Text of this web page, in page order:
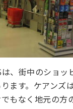
は、街中のショ
ます。ケアンズ
もなく地元の方